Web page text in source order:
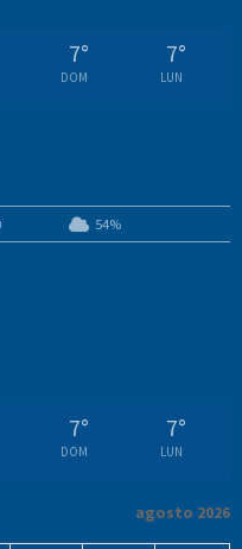
7°
DOM
7°
LUN
54%
7°
DOM
7°
LUN
agosto 2026